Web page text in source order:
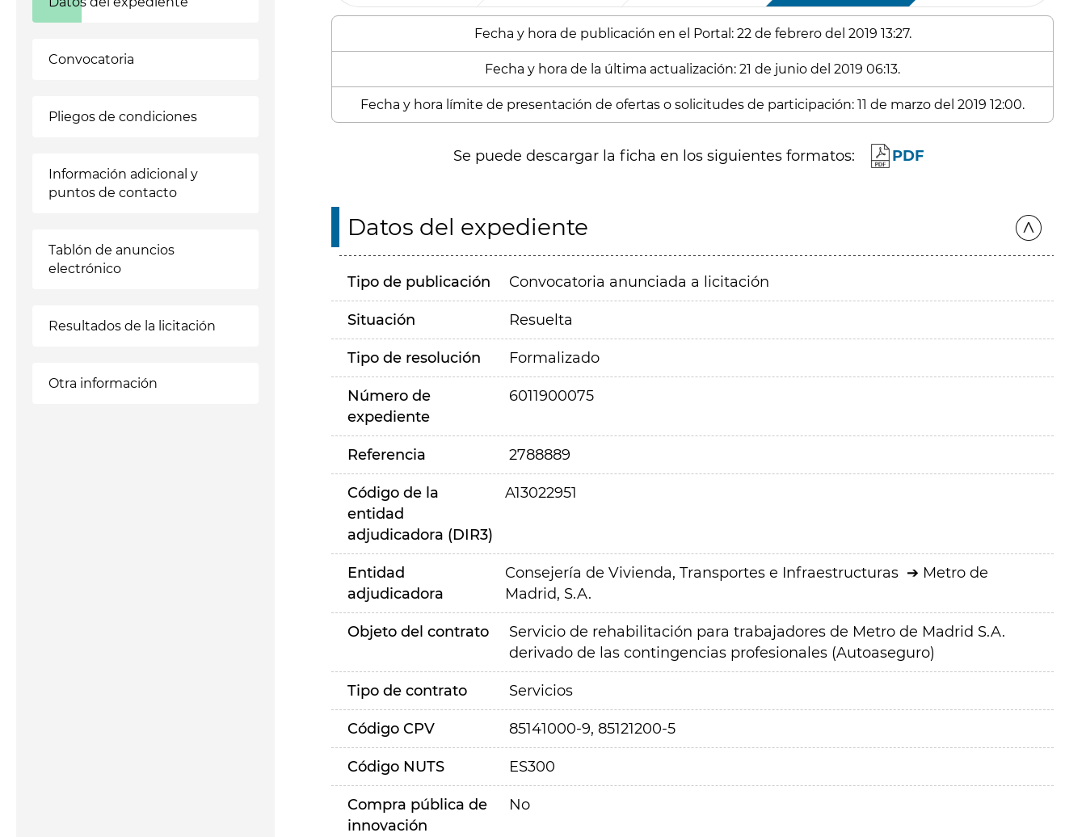
Convocatoria
Pliegos de condiciones
Información adicional y
puntos de contacto
Tablón de anuncios
electrónico
Resultados de la licitación
Otra información
Fecha y hora de publicación en el Portal: 22 de febrero del 2019 13:27.
Fecha y hora de la última actualización: 21 de junio del 2019 06:13.
Fecha y hora límite de presentación de ofertas o solicitudes de participación: 11 de marzo del 2019 12:00.
Se puede descargar la ficha en los siguientes formatos: PDF
Datos del expediente
Tipo de publicación Convocatoria anunciada a licitación
Situación Resuelta
Tipo de resolución Formalizado
Número de
expediente
6011900075
Referencia 2788889
Código de la
entidad
adjudicadora (DIR3)
A13022951
Entidad
adjudicadora
Consejería de Vivienda, Transportes e Infraestructuras
Metro de
Madrid, S.A.
Objeto del contrato
Servicio de rehabilitación para trabajadores de Metro de Madrid S.A.
derivado de las contingencias profesionales (Autoaseguro)
Tipo de contrato Servicios
Código CPV 85141000-9, 85121200-5
Código NUTS ES300
Compra pública de
innovación
No